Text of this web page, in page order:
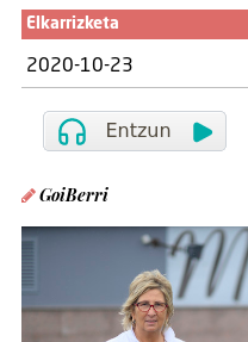
Elkarrizketa
2020-10-23
GoiBerri